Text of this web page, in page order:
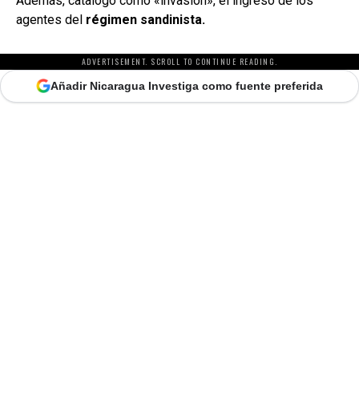
agentes del régimen sandinista.
ADVERTISEMENT. SCROLL TO CONTINUE READING.
Añadir Nicaragua Investiga como fuente preferida